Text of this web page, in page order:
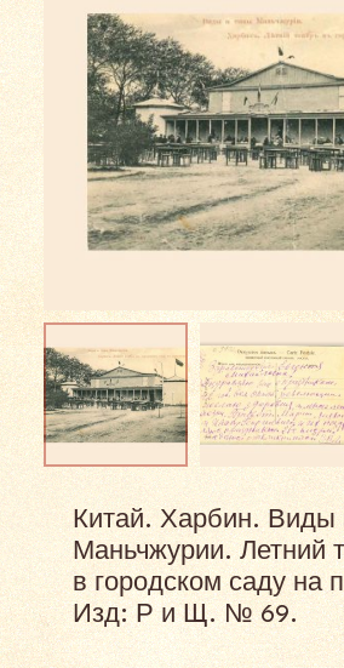
Китай. Харбин. Виды
Маньчжурии. Летний
в городском саду на
Изд: Р и Щ. № 69.